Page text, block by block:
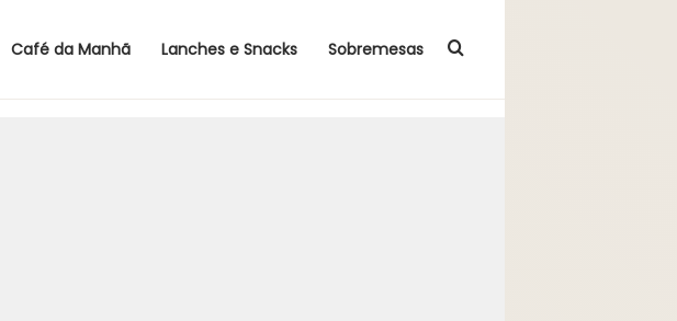
Café da Manhã Lanches e Snacks Sobremesas Procurar por